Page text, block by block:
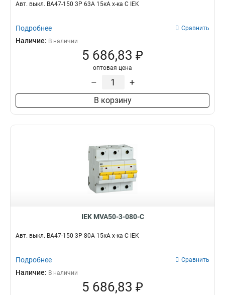
Авт. выкл. ВА47-150 3Р 63А 15кА х-ка C IEK
Подробнее Сравнить
Наличие: В наличии
5 686,83 ₽
оптовая цена
– +
В корзину
IEK MVA50-3-080-C
Авт. выкл. ВА47-150 3Р 80А 15кА х-ка C IEK
Подробнее Сравнить
Наличие: В наличии
5 686,83 ₽